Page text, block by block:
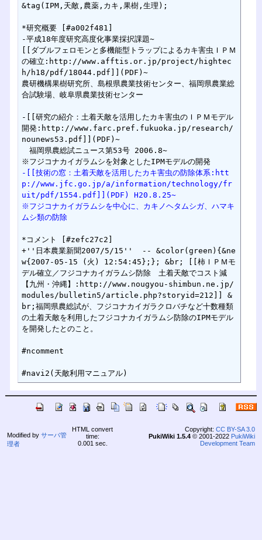
&tag(IPM,天敵,農薬,カキ,果樹,生理);
*研究概要 [#a002f481]
-平成18年度研究高度化事業採択課題~
[[ダブルフェロモンと多機能型トラップによるカキ害虫ＩＰＭ
の確立:http://www.afftis.or.jp/project/hightec
h/h18/pdf/18044.pdf]](PDF)~
農研機構果樹研究所、島根県農業技術センター、福岡県農業総
合試験場、岐阜県農業技術センター
-[[研究の紹介：土着天敵を活用したカキ害虫のＩＰＭモデル
開発:http://www.farc.pref.fukuoka.jp/research/
nounews53.pdf]](PDF)~
福岡県農総試ニュース第53号 2006.8~
-[[技術の窓：土着天敵を活用したカキ害虫の防除体系:htt
p://www.jfc.go.jp/a/information/technology/fr
uit/pdf/1554.pdf]](PDF) H20.8.25~
※フジコナカイガラムシを中心に、カキノヘタムシガ、ハマキ
ムシ類の防除
*コメント [#zefc27c2]
+''日本農業新聞2007/5/15''  -- &color(green){&ne
w{2007-05-15 (火) 12:54:45};}; &br; [[柿ＩＰＭモ
デル確立／フジコナカイガラムシ防除　土着天敵でコスト減
【九州・沖縄】:http://www.nougyou-shimbun.ne.jp/
modules/bulletin5/article.php?storyid=212]] &
br;福岡県農総試が、フジコナカイガラクロバチなど十数種類
の土着天敵を利用したフジコナカイガラムシ防除のIPMモデル
を開発したとのこと。
#ncomment
Modified by サーバ管
理者
HTML convert
time:
0.001 sec.
Copyright: CC BY-SA 3.0
PukiWiki 1.5.4© 2001-2022 PukiWiki
Development Team